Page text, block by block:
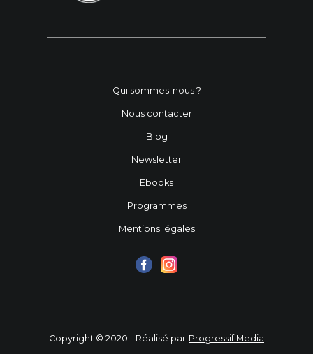
Qui sommes-nous ?
Nous contacter
Blog
Newsletter
Ebooks
Programmes
Mentions légales
Copyright © 2020 - Réalisé par Progressif Media